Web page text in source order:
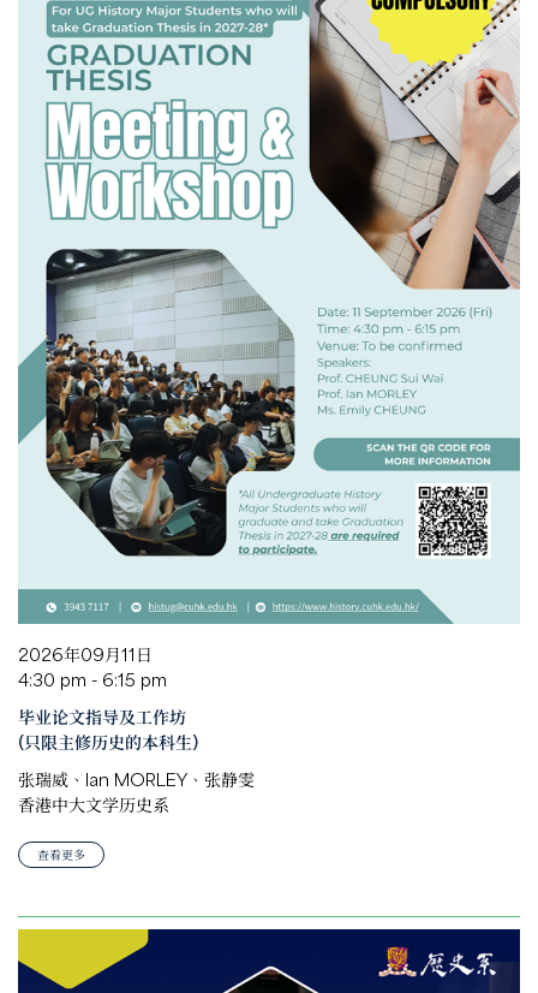
2026年09月11日
4:30 pm - 6:15 pm
毕业论文指导及工作坊
(只限主修历史的本科生)
张瑞威、Ian MORLEY、张静雯
香港中大文学历史系
查看更多